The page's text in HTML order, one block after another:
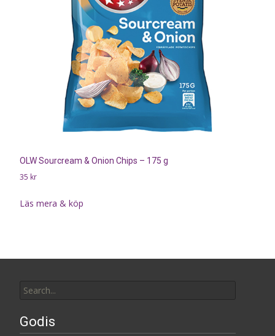
OLW Sourcream & Onion Chips – 175 g
35 kr
Läs mera & köp
for:
Godis